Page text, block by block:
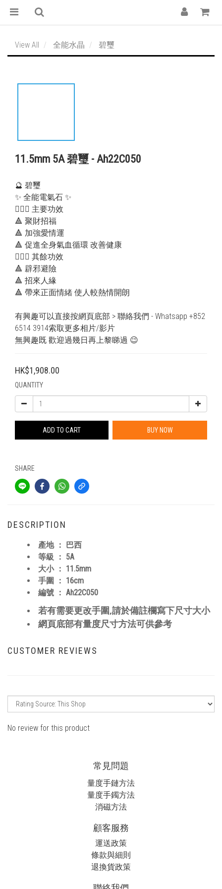
View All 全能水晶 碧璽
11.5mm 5A 碧璽 - Ah22C050
🔮 碧璽
✨ 全能電氣石 ✨
💁🏻‍♀️ 主要功效
🔺 聚財招福
🔺 加強愛情運
🔺 促進全身氣血循環 改善健康
💁🏻‍♂️ 其餘功效
🔺 辟邪避險
🔺 招來人緣
🔺 帶來正面情緒 使人較熱情開朗
有興趣可以直接按網頁底部 > 聯絡我們 - Whatsapp +852
6514 3914索取更多相片/影片
無興趣既 歡迎過幾日再上黎睇過 😉
HK$1,908.00
QUANTITY
ADD TO CART BUY NOW
SHARE
DESCRIPTION
產地 ： 巴西
等級 ： 5A
大小 ： 11.5mm
手圍 ： 16cm
編號 ： Ah22C050
若有需要更改手圍 ,請於備註欄寫下尺寸大小
網頁底部有量度尺寸方法可供參考
CUSTOMER REVIEWS
No review for this product
常見問題
量度手鏈方法
量度手鐲方法
消磁方法
顧客服務
運送政策
條款與細則
退換貨政策